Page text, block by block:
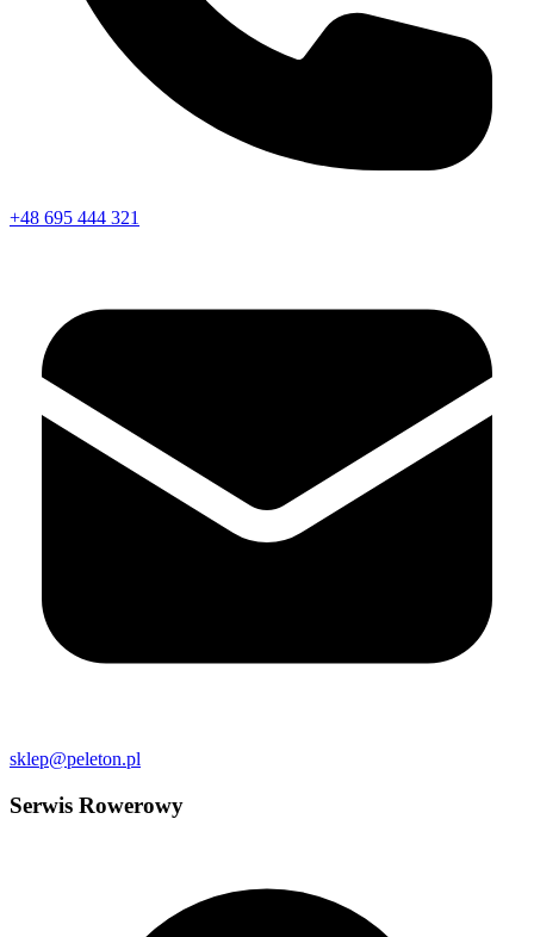
+48 695 444 321
sklep@peleton.pl
Serwis Rowerowy